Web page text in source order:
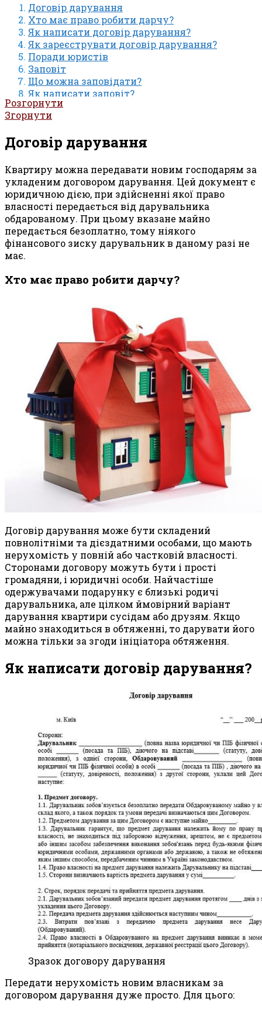
Договір дарування
Хто має право робити дарчу?
Як написати договір дарування?
Як зареєструвати договір дарування?
Поради юристів
Заповіт
Що можна заповідати?
Як написати заповіт?
Поради юристів
Відмінності між дарчою та заповітом
Висновок
Розгорнути
Згорнути
Договір дарування
Квартиру можна передавати новим господарям за
укладеним договором дарування. Цей документ є
юридичною дією, при здійсненні якої право
власності передається від дарувальника
обдарованому. При цьому вказане майно
передається безоплатно, тому ніякого
фінансового зиску дарувальник в даному разі не
має.
Хто має право робити дарчу?
Договір дарування може бути складений
повнолітніми та дієздатними особами, що мають
нерухомість у повній або частковій власності.
Сторонами договору можуть бути і прості
громадяни, і юридичні особи. Найчастіше
одержувачами подарунку є близькі родичі
дарувальника, але цілком ймовірний варіант
дарування квартири сусідам або друзям. Якщо
майно знаходиться в обтяженні, то дарувати його
можна тільки за згоди ініціатора обтяження.
Як написати договір дарування?
Зразок договору дарування
Передати нерухомість новим власникам за
договором дарування дуже просто. Для цього: